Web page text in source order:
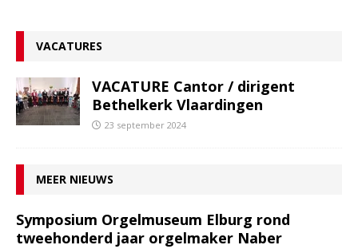
VACATURES
VACATURE Cantor / dirigent
Bethelkerk Vlaardingen
23 september 2024
MEER NIEUWS
Symposium Orgelmuseum Elburg rond
tweehonderd jaar orgelmaker Naber